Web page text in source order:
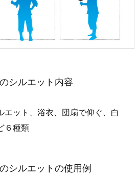
シルエット内容
エット、浴衣、団扇で仰ぐ、白
６種類
シルエットの使用例